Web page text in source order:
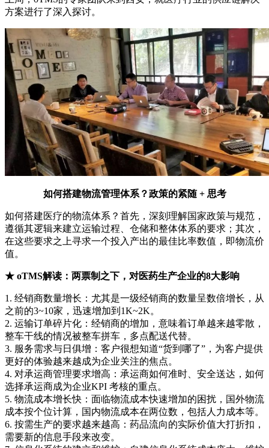
方案进行了深入探讨。
如何搭建物流管理体系？政策的紧随 + 思考
如何搭建医疗的物流体系？首先，深刻理解国家政策与规范，
遵循其逻辑来建立运输过程、仓储和整体体系的要求；其次，
在这些要求之上寻求一个投入产出的最佳比率数值，即物流价
值。
★ oTMS解读：两票制之下，对医药生产企业的8大影响
1. 经销商数量增长：尤其是一级经销商的数量呈数倍增长，从
之前的3~10家，迅速增加到1K~2K。
2. 运输订单碎片化：经销商的增加，意味着订单越来越零散，
整车干线的情况被整车拼车，多点配送代替。
3. 服务需求与日俱增：客户很想知道“货到哪了”，为客户提供
更好的体验越来越成为企业关注的焦点。
4. 对承运商管理要求增高：承运商如何准时、安全送达，如何
选择承运商成为企业KPI 考核的重点。
5. 物流成本增长快：面临物流成本快速增加的困扰，国外物流
成本按个位计算，国内物流成本在两位数，包括人力成本等。
6. 按需生产的要求越来越高：药品流向的实际价值大打折扣，
需要新的信息手段来改变。